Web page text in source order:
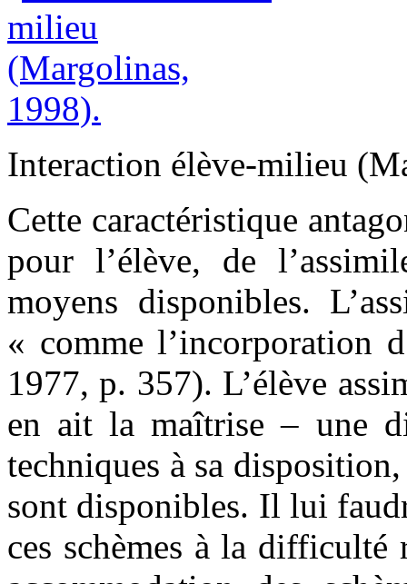
Interaction élève-milieu
Cette caractéristique
pour l’élève, de
moyens disponibles.
« comme l’incorporation
1977, p. 357). L’élève
en ait la maîtrise – une
techniques à sa
sont disponibles. Il lui
ces schèmes à la difficulté